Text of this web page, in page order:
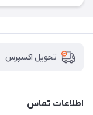
تحویل اکسپرس
اطلاعات تماس